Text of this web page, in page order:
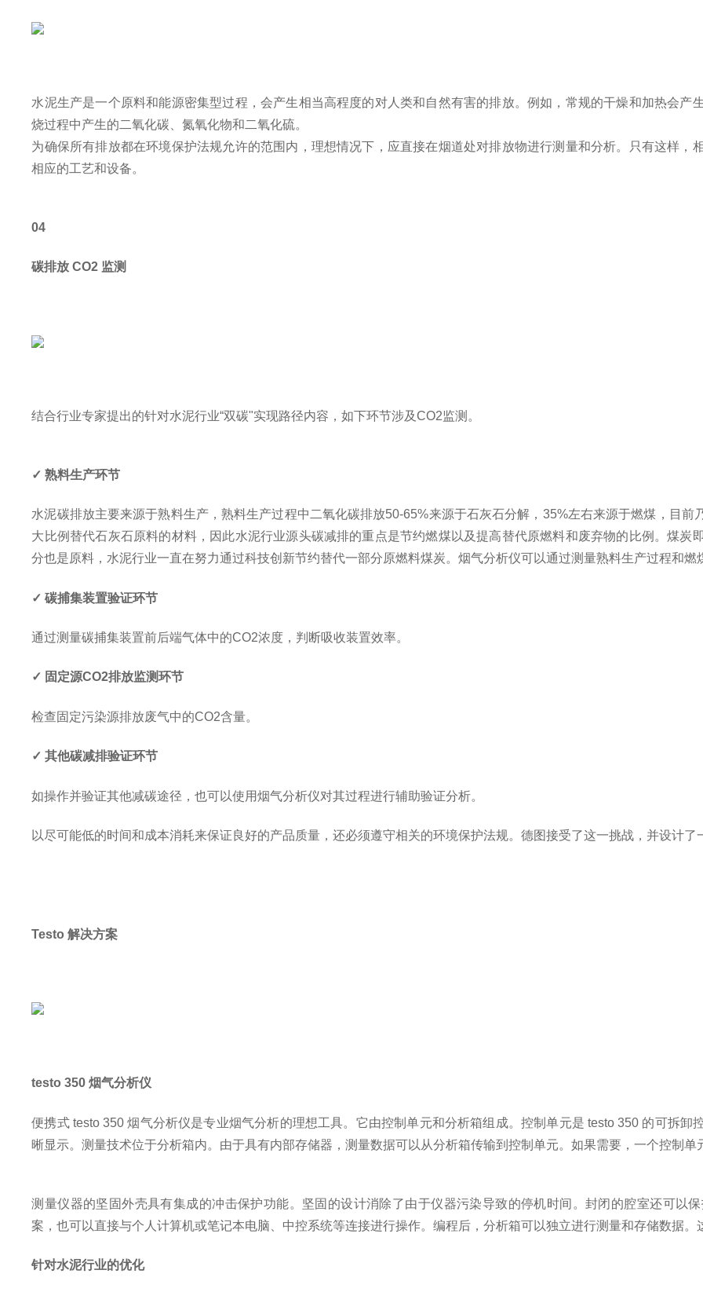
水泥生产是一个原料和能源密集型过程，会产生相当高程度的对人类和自然有害的排放。例如，常规的干燥和加热会产
烧过程中产生的二氧化碳、氮氧化物和二氧化硫。
为确保所有排放都在环境保护法规允许的范围内，理想情况下，应直接在烟道处对排放物进行测量和分析。只有这样，
相应的工艺和设备。
04
碳排放 CO2 监测
结合行业专家提出的针对水泥行业“双碳"实现路径内容，如下环节涉及CO2监测。
✓ 熟料生产环节
水泥碳排放主要来源于熟料生产，熟料生产过程中二氧化碳排放50-65%来源于石灰石分解，35%左右来源于燃煤，目
大比例替代石灰石原料的材料，因此水泥行业源头碳减排的重点是节约燃煤以及提高替代原燃料和废弃物的比例。煤炭
分也是原料，水泥行业一直在努力通过科技创新节约替代一部分原燃料煤炭。烟气分析仪可以通过测量熟料生产过程和
✓ 碳捕集装置验证环节
通过测量碳捕集装置前后端气体中的CO2浓度，判断吸收装置效率。
✓ 固定源CO2排放监测环节
检查固定污染源排放废气中的CO2含量。
✓ 其他碳减排验证环节
如操作并验证其他减碳途径，也可以使用烟气分析仪对其过程进行辅助验证分析。
以尽可能低的时间和成本消耗来保证良好的产品质量，还必须遵守相关的环境保护法规。德图接受了这一挑战，并设计
Testo 解决方案
testo 350 烟气分析仪
便携式 testo 350 烟气分析仪是专业烟气分析的理想工具。它由控制单元和分析箱组成。控制单元是 testo 350 的可拆
晰显示。测量技术位于分析箱内。由于具有内部存储器，测量数据可以从分析箱传输到控制单元。如果需要，一个控制
测量仪器的坚固外壳具有集成的冲击保护功能。坚固的设计消除了由于仪器污染导致的停机时间。封闭的腔室还可以
案，也可以直接与个人计算机或笔记本电脑、中控系统等连接进行操作。编程后，分析箱可以独立进行测量和存储数据。
针对水泥行业的优化